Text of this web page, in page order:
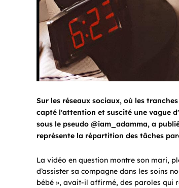
Sur les réseaux sociaux, où les
capté l'attention et suscité une vague
sous le pseudo @iam_adamma, a
représente la répartition des tâches
La vidéo en question montre son mari,
d’assister sa compagne dans les soins
bébé », avait-il affirmé, des paroles qui